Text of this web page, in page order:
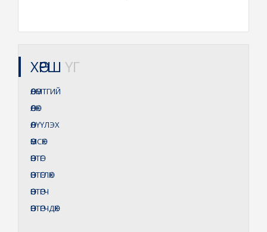
ХӨРШ ҮГ
ӨӨЛӨМТГИЙ
ӨӨЛӨХ
ӨӨЛҮҮЛЭХ
ӨӨМСӨХ
ӨӨНТӨГ
ӨӨНТӨГЛӨХ
ӨӨНТӨГЧ
ӨӨНТӨГЧДӨХ